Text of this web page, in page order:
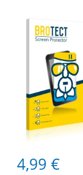
4,99 €